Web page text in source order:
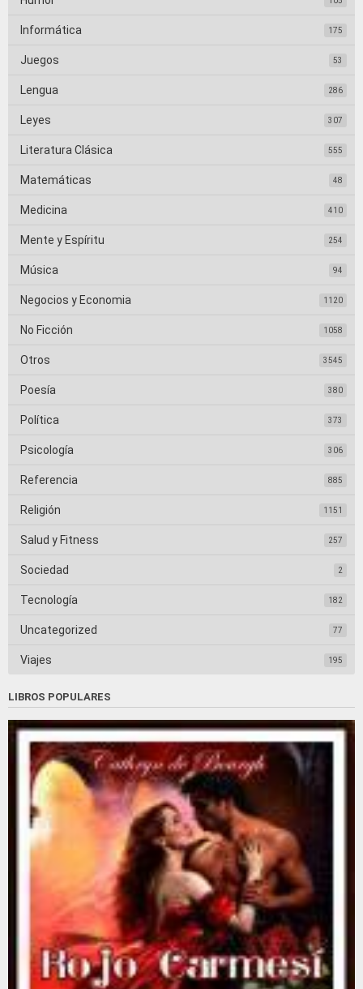
Informática 175
Juegos 53
Lengua 286
Leyes 307
Literatura Clásica 555
Matemáticas 48
Medicina 410
Mente y Espíritu 254
Música 94
Negocios y Economia 1120
No Ficción 1058
Otros 3545
Poesía 380
Política 373
Psicología 306
Referencia 885
Religión 1151
Salud y Fitness 257
Sociedad 2
Tecnología 182
Uncategorized 77
Viajes 195
LIBROS POPULARES